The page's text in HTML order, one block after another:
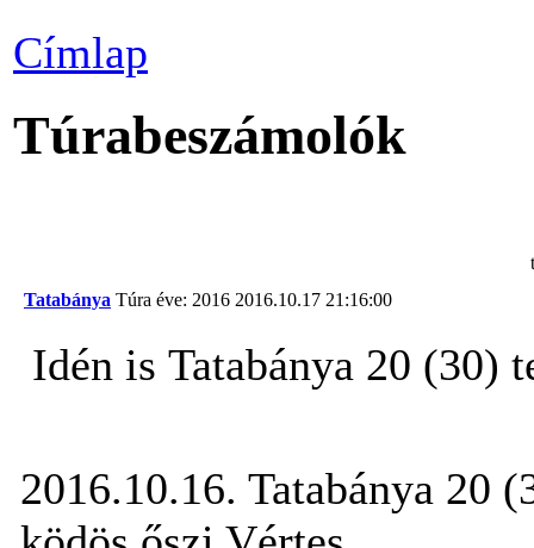
Címlap
Túrabeszámolók
Tatabánya Túra éve: 2016 2016.10.17 21:16:00
Idén is Tatabánya 20 (30)
2016.10.16. Tatabánya 20